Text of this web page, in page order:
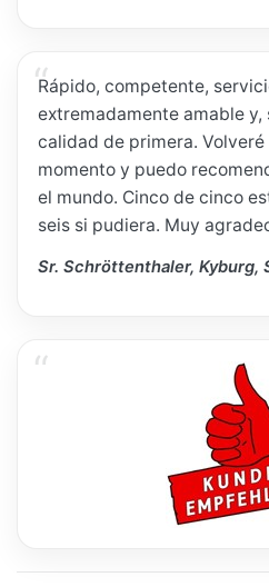
Rápido, competente,
extremadamente amable y,
calidad de primera.
momento y puedo
el mundo. Cinco de cinco
seis si pudiera. Muy
Sr. Schröttenthaler, Kyburg,